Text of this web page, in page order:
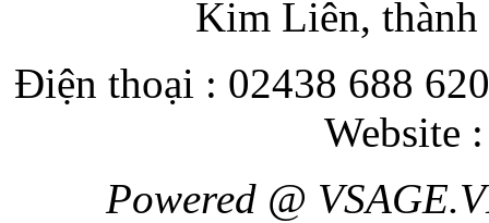
Kim Liên,
Điện thoại : 02438 688
Website
Powered @